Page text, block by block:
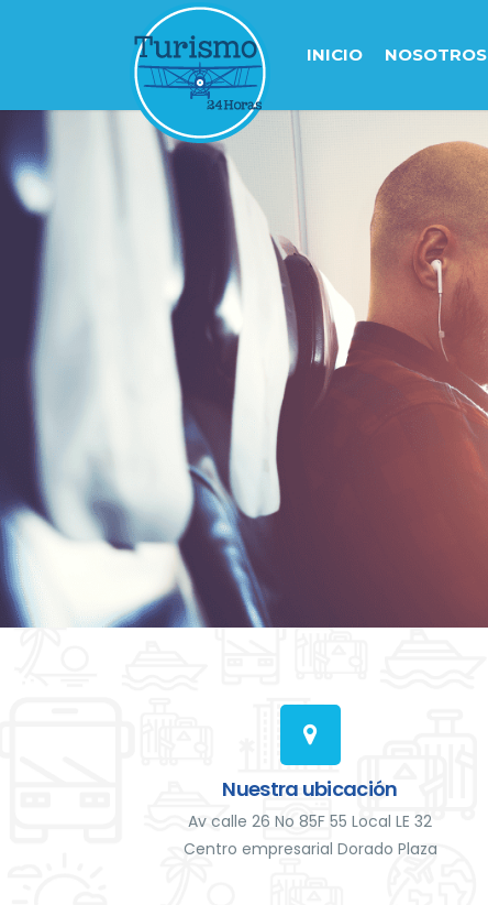
INICIO NOSOTROS
Nuestra ubicación
Av calle 26 No 85F 55 Local LE 32
Centro empresarial Dorado Plaza